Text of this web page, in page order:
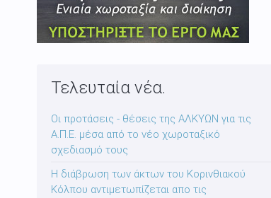
Τελευταία νέα.
Οι προτάσεις - θέσεις της ΑΛΚΥΩΝ για τις
Α.Π.Ε. μέσα από το νέο χωροταξικό
σχεδιασμό τους
Η διάβρωση των άκτων του Κορινθιακού
Κόλπου αντιμετωπίζεται απο τις